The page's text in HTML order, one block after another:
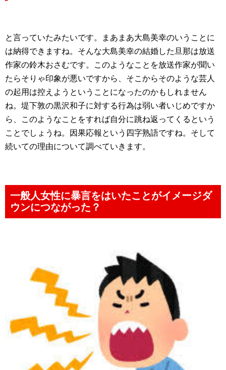
と言っていたみたいです。まあまあ大島美幸のいうことに
は納得できますね。そんな大島美幸の結婚した旦那は放送
作家の鈴木おさむです。このようなことを放送作家が聞い
たらそりゃ印象が悪いですから、そこからそのような芸人
の起用は控えようということになったのかもしれません
ね。堤下敦の黒沢和子に対する行為は弱い者いじめですか
ら、このようなことをすれば自分に跳ね返ってくるという
ことでしょうね。因果応報という四字熟語ですね。そして
続いての理由について調べていきます。
一般人女性に暴言をはいたことがイメージダ
ウンにつながった？